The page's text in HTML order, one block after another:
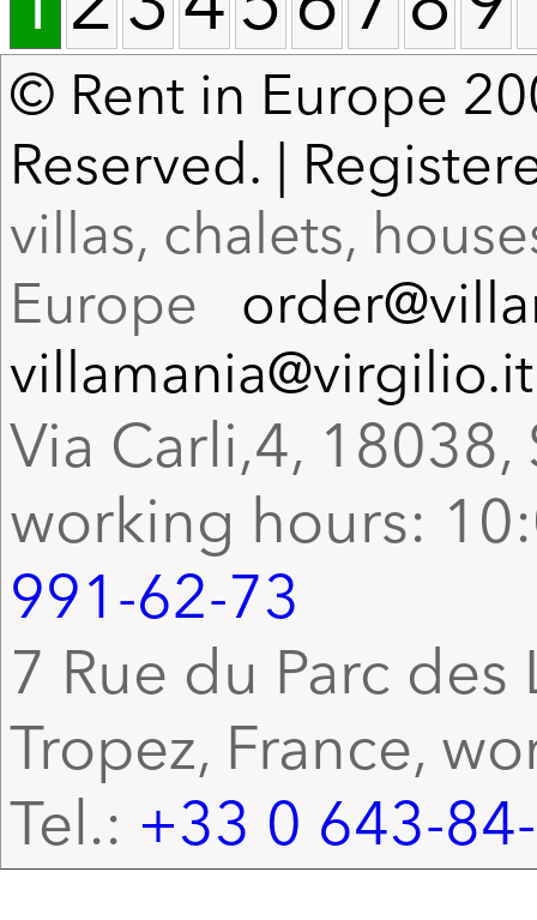
© Rent in Europe
Reserved. |
villas, chalets,
Europe
villamania@virgilio.it
Via Carli,4, 18038,
working hours:
991-62-73
7 Rue du Parc
Tropez, France,
Tel.: +33 0 643-